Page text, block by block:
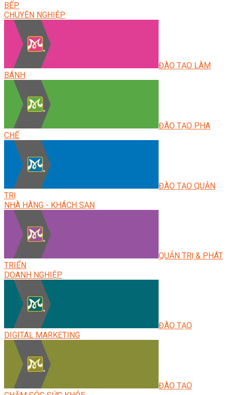
BẾP
CHUYÊN NGHIỆP
ĐÀO TẠO LÀM
BÁNH
ĐÀO TẠO PHA
CHẾ
ĐÀO TẠO QUẢN
TRỊ
NHÀ HÀNG - KHÁCH SẠN
QUẢN TRỊ & PHÁT
TRIỂN
DOANH NGHIỆP
ĐÀO TẠO
DIGITAL MARKETING
ĐÀO TẠO